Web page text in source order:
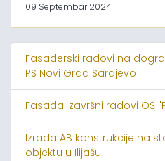
09 Septembar 2024
Fasaderski radovi na
PS Novi Grad Sarajevo
Fasada-završni radovi OŠ
Izrada AB konstrukcije na
objektu u Ilijašu